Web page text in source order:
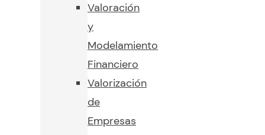
Valoración
y
Modelamiento
Financiero
Valorización
de
Empresas